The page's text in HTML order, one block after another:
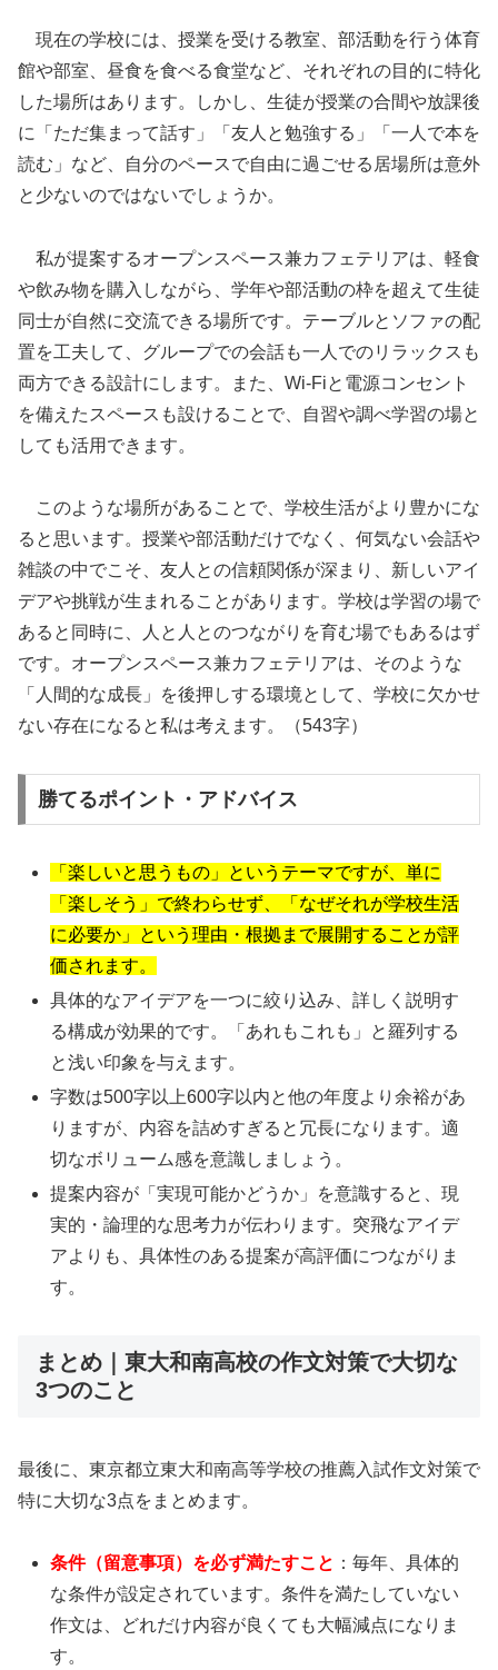
現在の学校には、授業を受ける教室、部活動を行う体育
館や部室、昼食を食べる食堂など、それぞれの目的に特化
した場所はあります。しかし、生徒が授業の合間や放課後
に「ただ集まって話す」「友人と勉強する」「一人で本を
読む」など、自分のペースで自由に過ごせる居場所は意外
と少ないのではないでしょうか。
私が提案するオープンスペース兼カフェテリアは、軽食
や飲み物を購入しながら、学年や部活動の枠を超えて生徒
同士が自然に交流できる場所です。テーブルとソファの配
置を工夫して、グループでの会話も一人でのリラックスも
両方できる設計にします。また、Wi-Fiと電源コンセント
を備えたスペースも設けることで、自習や調べ学習の場と
しても活用できます。
このような場所があることで、学校生活がより豊かにな
ると思います。授業や部活動だけでなく、何気ない会話や
雑談の中でこそ、友人との信頼関係が深まり、新しいアイ
デアや挑戦が生まれることがあります。学校は学習の場で
あると同時に、人と人とのつながりを育む場でもあるはず
です。オープンスペース兼カフェテリアは、そのような
「人間的な成長」を後押しする環境として、学校に欠かせ
ない存在になると私は考えます。（543字）
勝てるポイント・アドバイス
「楽しいと思うもの」というテーマですが、単に
「楽しそう」で終わらせず、「なぜそれが学校生活
に必要か」という理由・根拠まで展開することが評
価されます。
具体的なアイデアを一つに絞り込み、詳しく説明す
る構成が効果的です。「あれもこれも」と羅列する
と浅い印象を与えます。
字数は500字以上600字以内と他の年度より余裕があ
りますが、内容を詰めすぎると冗長になります。適
切なボリューム感を意識しましょう。
提案内容が「実現可能かどうか」を意識すると、現
実的・論理的な思考力が伝わります。突飛なアイデ
アよりも、具体性のある提案が高評価につながりま
す。
まとめ｜東大和南高校の作文対策で大切な
3つのこと
最後に、東京都立東大和南高等学校の推薦入試作文対策で
特に大切な3点をまとめます。
条件（留意事項）を必ず満たすこと ：毎年、具体的
な条件が設定されています。条件を満たしていない
作文は、どれだけ内容が良くても大幅減点になりま
す。